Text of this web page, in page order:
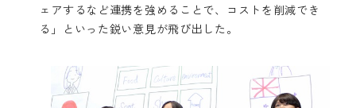
ェアするなど連携を強めることで、コストを削減でき
る」といった鋭い意見が飛び出した。